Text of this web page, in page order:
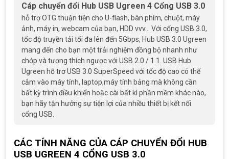
Cáp chuyển đổi Hub USB Ugreen 4 Cổng USB 3.0
hỗ trợ OTG thuận tiện cho U-flash, bàn phím, chuột, máy
ảnh, máy in, webcam của bạn, HDD vvv... Với cổng USB 3.0,
tốc độ truyền tải tối đa lên đến 5Gbps, Hub USB 3.0 Ugreen
mang đến cho bạn một trải nghiệm đồng bộ nhanh như
chớp và tương thích ngược với USB 2.0 / 1.1. USB Hub
Ugreen hỗ trơ USB 3.0 SuperSpeed với tốc độ cao có thể
cắm vào máy tính, laptop,máy tính bảng mà không cần
bất kỳ trình điều khiển hoặc cài bất kì phần mềm khác nào,
bạn hãy tận hưởng sự tiện lợi của nhiều thiết bị kết nối
cổng USB.
CÁC TÍNH NĂNG CỦA CÁP CHUYỂN ĐỔI HUB
USB UGREEN 4 CỔNG USB 3.0